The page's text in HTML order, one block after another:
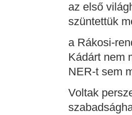
az első
szüntettük
a Rákosi-
Kádárt nem
NER-t sem
Voltak